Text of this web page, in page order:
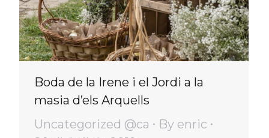
Boda de la Irene i el Jordi a la
masia d’els Arquells
Uncategorized @ca
By enric